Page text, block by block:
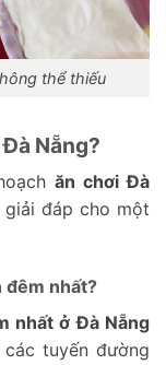
thể thiếu
Nẵng?
ăn chơi Đà
giải đáp cho một
đêm nhất?
nhất ở Đà Nẵng
tuyến đường